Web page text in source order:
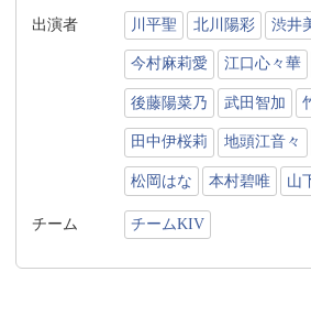
出演者 川平聖 北川陽彩 渋井
今村麻莉愛 江口心々華
後藤陽菜乃 武田智加
田中伊桜莉 地頭江音々
松岡はな 本村碧唯 山
チーム チームKIV